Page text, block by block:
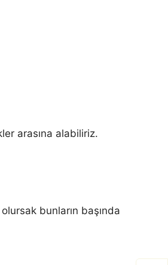
arasına alabiliriz.
bunların başında